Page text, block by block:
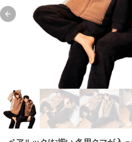
Previous slide